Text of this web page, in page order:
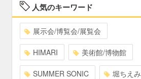
人気のキーワード
展示会/博覧会/展覧会
HIMARI 美術館/博物館
SUMMER SONIC 堀ちえみ